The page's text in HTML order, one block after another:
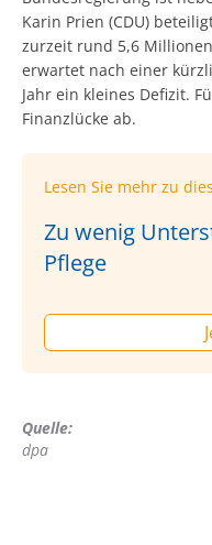
Karin Prien (CDU)
zurzeit rund 5,6
erwartet nach einer
Jahr ein kleines Defizit.
Finanzlücke ab.
Lesen Sie mehr zu
Zu wenig
Pflege
Quelle:
dpa